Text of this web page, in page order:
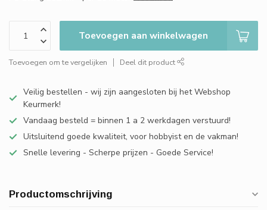
Toevoegen aan winkelwagen
Toevoegen om te vergelijken Deel dit product
Veilig bestellen - wij zijn aangesloten bij het Webshop
Keurmerk!
Vandaag besteld = binnen 1 a 2 werkdagen verstuurd!
Uitsluitend goede kwaliteit, voor hobbyist en de vakman!
Snelle levering - Scherpe prijzen - Goede Service!
Productomschrijving